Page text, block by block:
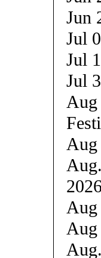
Jun
Jul
Jul
Jul
Aug
Aug
2026
Aug
Aug